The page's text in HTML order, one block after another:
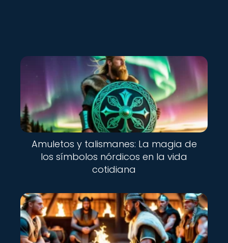
Nuevo
Amuletos y talismanes: La magia de
los símbolos nórdicos en la vida
cotidiana